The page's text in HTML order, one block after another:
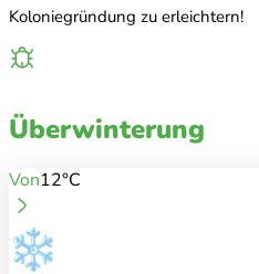
Koloniegründung zu erleichtern!
Überwinterung
Von12°C